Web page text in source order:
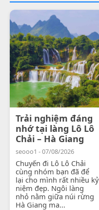
Trải nghiệm đáng
nhớ tại làng Lô Lô
Chải – Hà Giang
seooo1 - 07/08/2026
Chuyến đi Lô Lô Chải
cùng nhóm bạn đã để
lại cho mình rất nhiều kỷ
niệm đẹp. Ngôi làng
nhỏ nằm giữa núi rừng
Hà Giang ma...